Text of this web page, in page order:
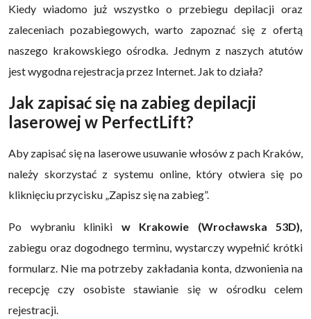
Kiedy wiadomo już wszystko o przebiegu depilacji oraz
zaleceniach pozabiegowych, warto zapoznać się z ofertą
naszego krakowskiego ośrodka. Jednym z naszych atutów
jest wygodna rejestracja przez Internet. Jak to działa?
Jak zapisać się na zabieg depilacji
laserowej w PerfectLift?
Aby zapisać się na laserowe usuwanie włosów z pach Kraków,
należy skorzystać z systemu online, który otwiera się po
kliknięciu przycisku „Zapisz się na zabieg”.
Po wybraniu kliniki w Krakowie (Wrocławska 53D),
zabiegu oraz dogodnego terminu, wystarczy wypełnić krótki
formularz. Nie ma potrzeby zakładania konta, dzwonienia na
recepcję czy osobiste stawianie się w ośrodku celem
rejestracji.